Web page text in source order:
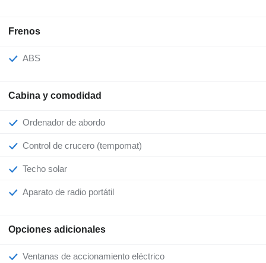
Frenos
ABS
Cabina y comodidad
Ordenador de abordo
Control de crucero (tempomat)
Techo solar
Aparato de radio portátil
Opciones adicionales
Ventanas de accionamiento eléctrico